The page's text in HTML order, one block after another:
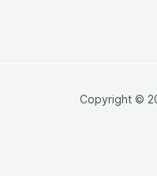
Copyright ©